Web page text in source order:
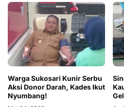
Warga Sukosari Kunir Serbu
Aksi Donor Darah, Kades Ikut
Nyumbang!